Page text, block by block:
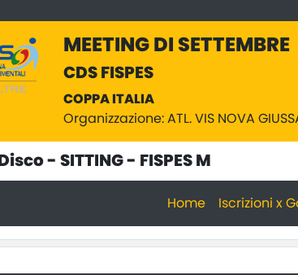
MEETING DI SETTEMBRE
CDS FISPES
COPPA ITALIA
Organizzazione: ATL. VIS NOVA
- SITTING - FISPES M
Home Iscrizioni x